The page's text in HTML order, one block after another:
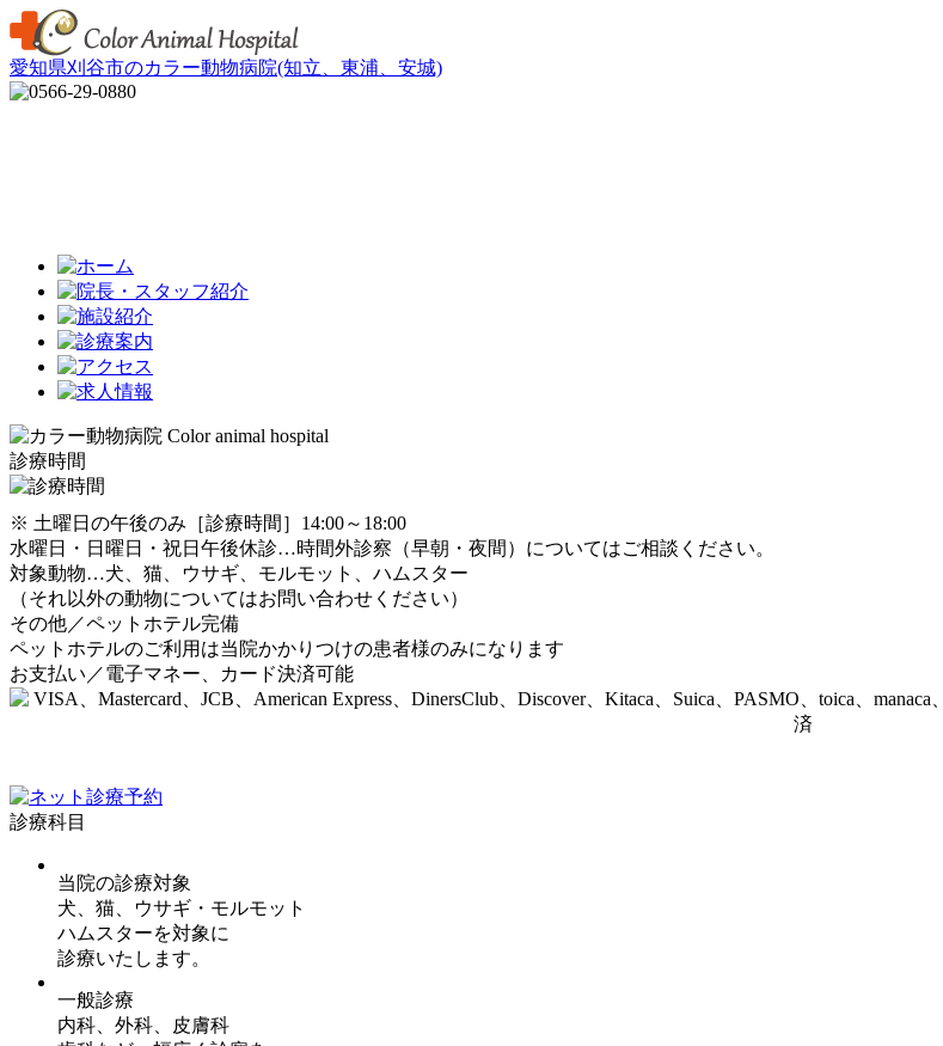
愛知県刈谷市のカラー動物病院(知立、東浦、安城)
診療時間
※ 土曜日の午後のみ［診療時間］14:00～18:00
水曜日・日曜日・祝日午後休診…時間外診察（早朝・夜間）についてはご相談ください。
対象動物…犬、猫、ウサギ、モルモット、ハムスター
（それ以外の動物についてはお問い合わせください）
その他／ペットホテル完備
ペットホテルのご利用は当院かかりつけの患者様のみになります
お支払い／電子マネー、カード決済可能
診療科目
当院の診療対象
犬、猫、ウサギ・モルモット
ハムスターを対象に
診療いたします。
一般診療
内科、外科、皮膚科